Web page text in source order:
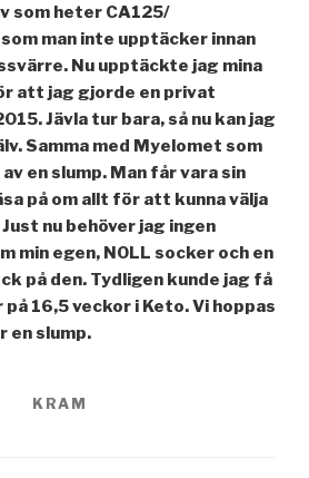
som heter CA125/
man inte upptäcker innan
Nu upptäckte jag mina
att jag gjorde en privat
Jävla tur bara, så nu kan jag
Samma med Myelomet som
en slump. Man får vara sin
på om allt för att kunna välja
nu behöver jag ingen
min egen, NOLL socker och en
på den. Tydligen kunde jag få
16,5 veckor i Keto. Vi hoppas
en slump.
KRAM